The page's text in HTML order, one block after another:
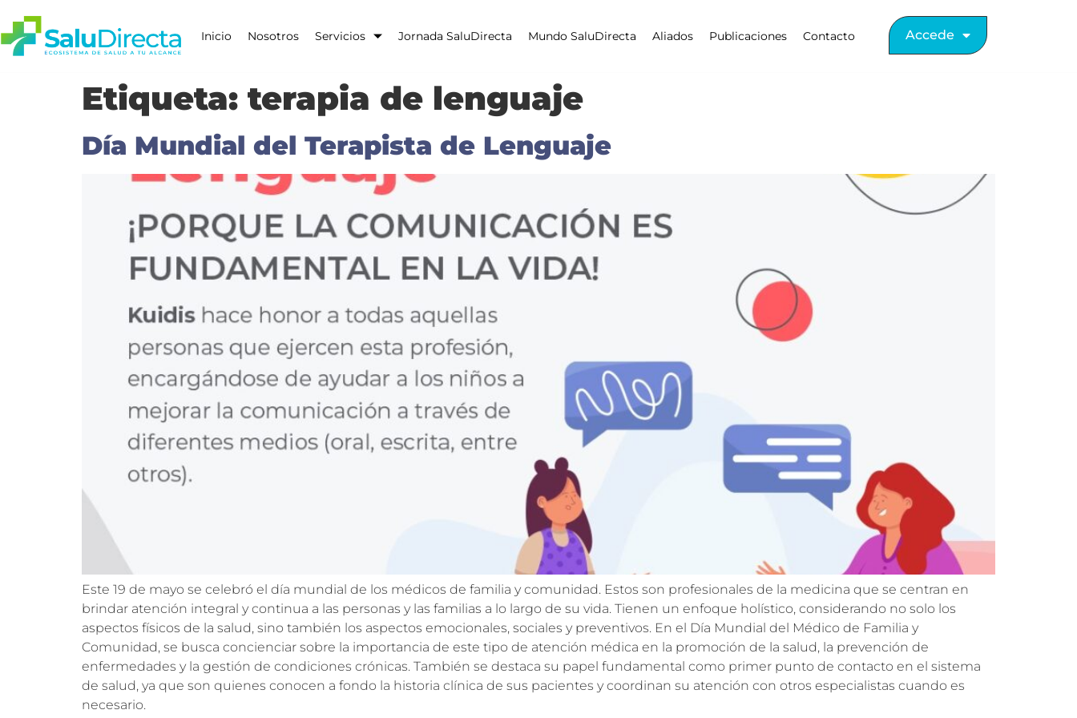
Inicio Nosotros Servicios Jornada SaluDirecta Mundo SaluDirecta Aliados Publicaciones Contacto Accede
Etiqueta: terapia de lenguaje
Día Mundial del Terapista de Lenguaje
Este 19 de mayo se celebró el día mundial de los médicos de familia y comunidad. Estos son profesionales de la medicina que se centran en
brindar atención integral y continua a las personas y las familias a lo largo de su vida. Tienen un enfoque holístico, considerando no solo los
aspectos físicos de la salud, sino también los aspectos emocionales, sociales y preventivos. En el Día Mundial del Médico de Familia y
Comunidad, se busca concienciar sobre la importancia de este tipo de atención médica en la promoción de la salud, la prevención de
enfermedades y la gestión de condiciones crónicas. También se destaca su papel fundamental como primer punto de contacto en el sistema
de salud, ya que son quienes conocen a fondo la historia clínica de sus pacientes y coordinan su atención con otros especialistas cuando es
necesario.